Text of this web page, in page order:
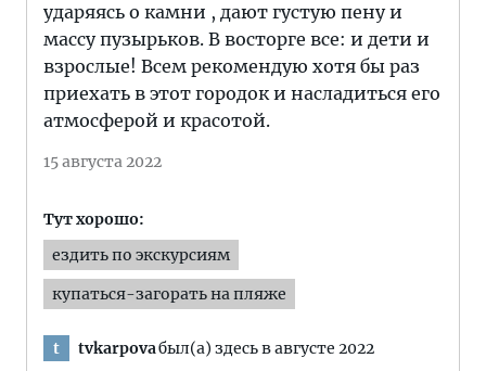
ударяясь о камни , дают густую пену и
массу пузырьков. В восторге все: и дети и
взрослые! Всем рекомендую хотя бы раз
приехать в этот городок и насладиться его
атмосферой и красотой.
15 августа 2022
Тут хорошо:
ездить по экскурсиям
купаться-загорать на пляже
t tvkarpovaбыл(а) здесь в августе 2022